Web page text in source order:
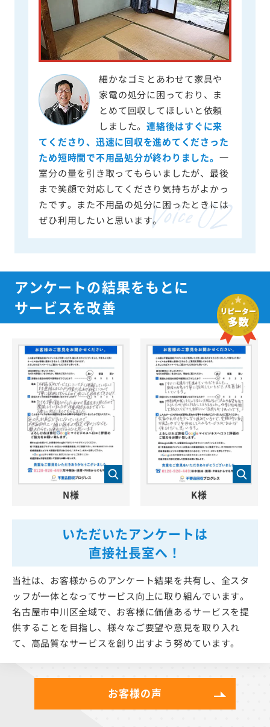
細かなゴミとあわせて家具や
家電の処分に困っており、ま
とめて回収してほしいと依頼
しました。連絡後はすぐに来
てくださり、迅速に回収を進めてくださった
ため短時間で不用品処分が終わりました。 一
室分の量を引き取ってもらいましたが、最後
まで笑顔で対応してくださり気持ちがよかっ
たです。また不用品の処分に困ったときには
ぜひ利用したいと思います。
アンケートの結果をもとに
サービスを改善
いただいたアンケートは
直接社長室へ！
当社は、お客様からのアンケート結果を共有し、全スタ
ッフが一体となってサービス向上に取り組んでいます。
名古屋市中川区全域で、お客様に価値あるサービスを提
供することを目指し、様々なご要望や意見を取り入れ
て、高品質なサービスを創り出すよう努めています。
N様 K様
お客様の声